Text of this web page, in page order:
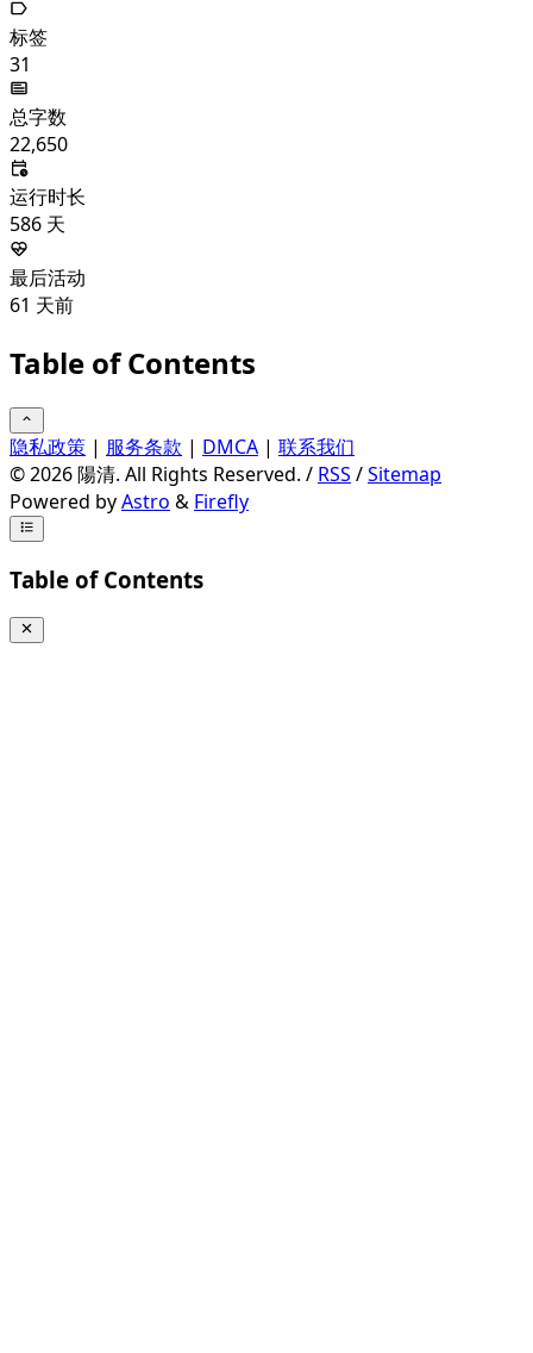
标签
31
总字数
22,650
运行时长
586 天
最后活动
61 天前
Table of Contents
隐私政策 | 服务条款 | DMCA | 联系我们
©2026陽清. All Rights Reserved. / RSS /Sitemap
Powered byAstro & Firefly
Table of Contents